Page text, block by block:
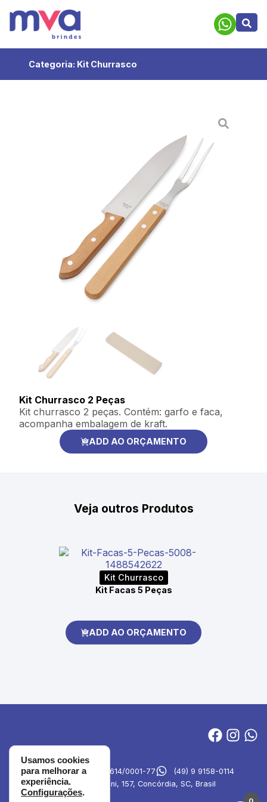
Categoria: Kit Churrasco
Kit Churrasco 2 Peças
Kit churrasco 2 peças. Contém: garfo e faca,
acompanha embalagem de kraft.
ADD AO ORÇAMENTO
Veja outros Produtos
Kit Churrasco
Kit Facas 5 Peças
ADD AO ORÇAMENTO
MVA Brindes27.694.614/0001-77
(49) 9 9158-0114
Rua Emilia Simioni, 157, Concórdia, SC, Brasil
Usamos cookies
para melhorar a
experiência.
Configurações.